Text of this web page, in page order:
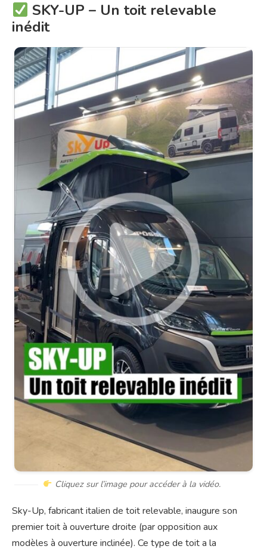
SKY-UP – Un toit relevable
inédit
Cliquez sur l’image pour accéder à la vidéo.
Sky-Up, fabricant italien de toit relevable, inaugure son
premier toit à ouverture droite (par opposition aux
modèles à ouverture inclinée). Ce type de toit a la